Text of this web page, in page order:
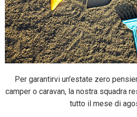
Per garantirvi un'estate zero
camper o caravan, la nostra squadra
tutto il mese di